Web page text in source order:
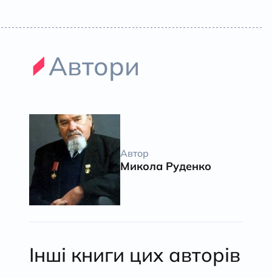
Автори
Автор
Микола Руденко
Інші книги цих авторів